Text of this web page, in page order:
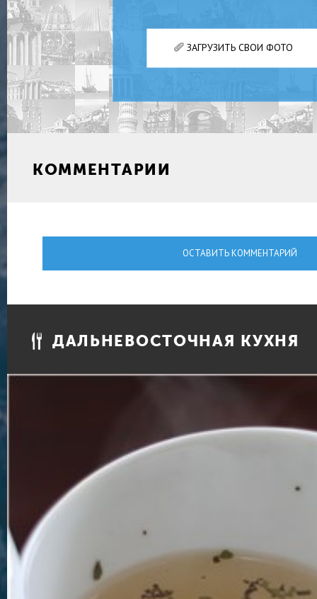
ЗАГРУЗИТЬ СВОИ ФОТО
КОММЕНТАРИИ
ОСТАВИТЬ КОММЕНТАРИЙ
ДАЛЬНЕВОСТОЧНАЯ КУХНЯ